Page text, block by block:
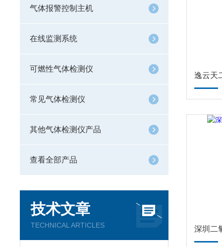
气体报警控制主机
在线监测系统
可燃性气体检测仪
常见气体检测仪
其他气体检测仪产品
查看全部产品
技术文章
TECHNICAL ARTICLES
逸云天
深圳二